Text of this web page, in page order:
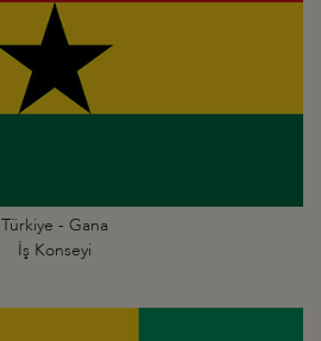
Türkiye - Gana
İş Konseyi